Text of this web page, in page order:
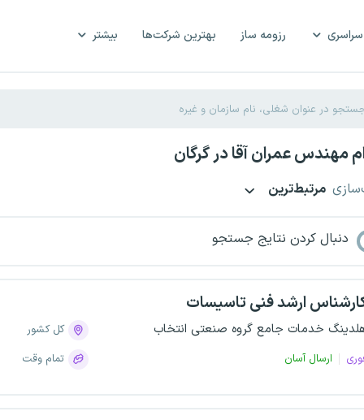
رزومه ساز بهترین شرکت‌ها بیشتر
مهندس عمران آقا در گرگان
مرتبط‌ترین
دنبال کردن نتایج جستجو
ارشد فنی تاسیسات
خدمات جامع گروه صنعتی انتخاب
ارسال آسان
کل کشور
تمام وقت